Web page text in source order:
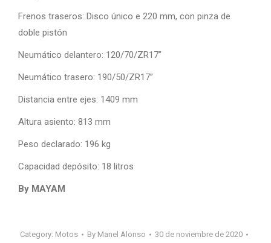
Frenos traseros: Disco único e 220 mm, con pinza de
doble pistón
Neumático delantero: 120/70/ZR17”
Neumático trasero: 190/50/ZR17”
Distancia entre ejes: 1409 mm
Altura asiento: 813 mm
Peso declarado: 196 kg
Capacidad depósito: 18 litros
By MAYAM
Category: Motos By Manel Alonso
30 de noviembre de 2020